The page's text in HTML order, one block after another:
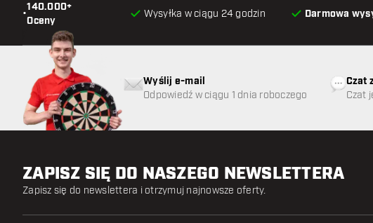
•
140.000+
Oceny
Wysyłka w ciągu 24 godzin Darmowa
Wyślij e-mail
Odpowiedź w ciągu 1 dnia roboczego
Czat
Czat
ZAPISZ SIĘ DO NASZEGO NEWSLETTERA
Zapisz się do newslettera i otrzymuj najnowsze oferty.